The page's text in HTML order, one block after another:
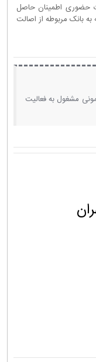
حضوری اطمینان حاصل
بانک مربوطه از اصالت
مشغول به فعالیت